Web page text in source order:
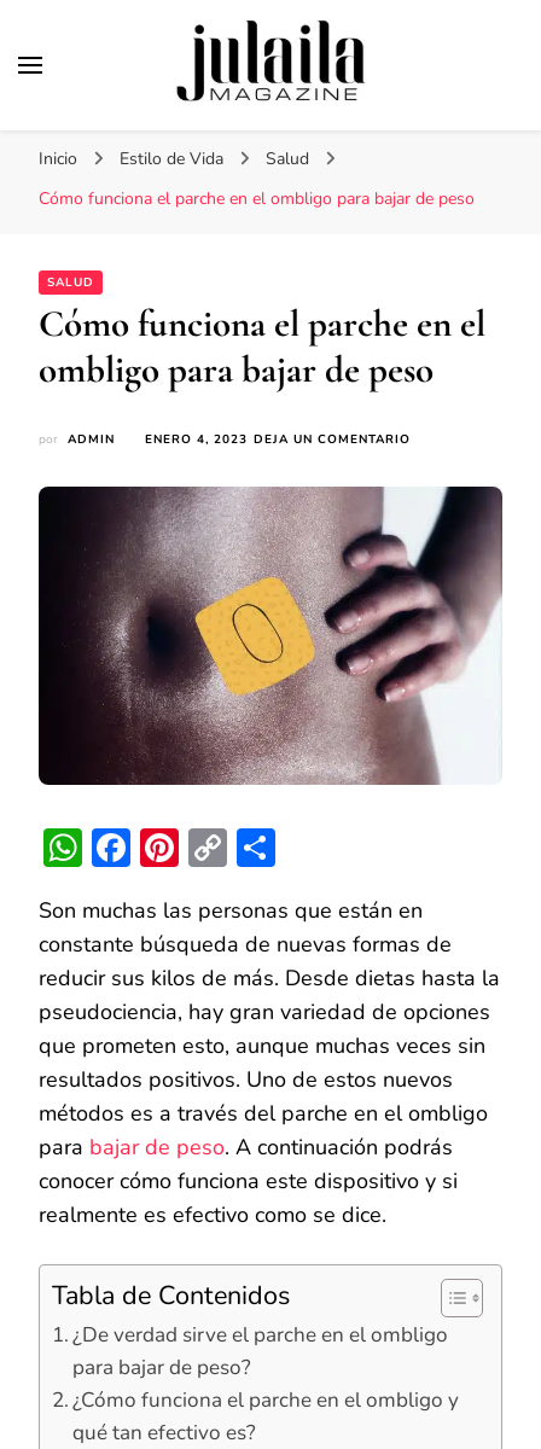
Inicio Estilo de Vida
Salud
Cómo funciona el parche en el ombligo para bajar de peso
SALUD
Cómo funciona el parche en el
ombligo para bajar de peso
por ADMIN ENERO 4, 2023 DEJA UN COMENTARIO
PARCHE
EN
EL
OMBLIGO
PARA
BAJAR
DE
PESO
WhatsApp
Facebook
Pinterest
Copy
Son muchas las personas que están en
constante búsqueda de nuevas formas de
reducir sus kilos de más. Desde dietas hasta la
pseudociencia, hay gran variedad de opciones
que prometen esto, aunque muchas veces sin
resultados positivos. Uno de estos nuevos
métodos es a través del parche en el ombligo
para bajar de peso. A continuación podrás
conocer cómo funciona este dispositivo y si
realmente es efectivo como se dice.
Tabla de Contenidos
¿De verdad sirve el parche en el ombligo
para bajar de peso?
¿Cómo funciona el parche en el ombligo y
qué tan efectivo es?